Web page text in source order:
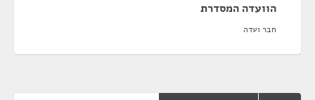
הוועדה המסדרת
חבר ועדה